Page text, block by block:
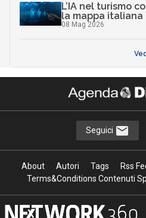
L’IA nel turismo
la mappa italiana
08 Mag 2026
Seguici
About Autori Tags Rss
Terms&Conditions Contenuti